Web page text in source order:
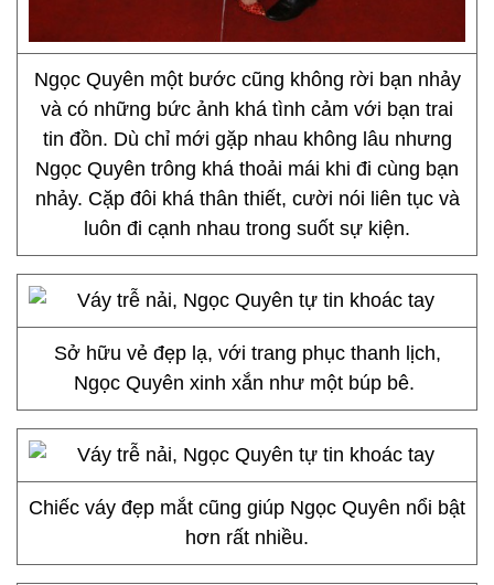
Ngọc Quyên một bước cũng không rời bạn nhảy
và có những bức ảnh khá tình cảm với bạn trai
tin đồn. Dù chỉ mới gặp nhau không lâu nhưng
Ngọc Quyên trông khá thoải mái khi đi cùng bạn
nhảy. Cặp đôi khá thân thiết, cười nói liên tục và
luôn đi cạnh nhau trong suốt sự kiện.
Sở hữu vẻ đẹp lạ, với trang phục thanh lịch,
Ngọc Quyên xinh xắn như một búp bê.
Chiếc váy đẹp mắt cũng giúp Ngọc Quyên nổi bật
hơn rất nhiều.